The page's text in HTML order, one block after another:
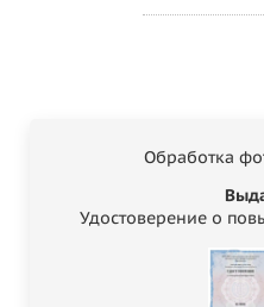
Обработка
Удостоверение о